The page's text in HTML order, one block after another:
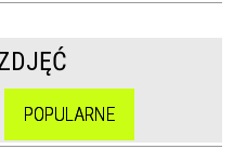
POPULARNE